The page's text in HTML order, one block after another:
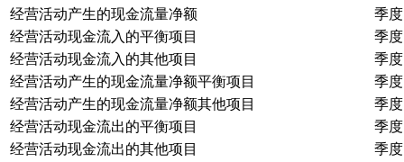
经营活动产生的现金流量净额
季度
经营活动现金流入的平衡项目
季度
经营活动现金流入的其他项目
季度
经营活动产生的现金流量净额平衡项目
季度
经营活动产生的现金流量净额其他项目
季度
经营活动现金流出的平衡项目
季度
经营活动现金流出的其他项目
季度